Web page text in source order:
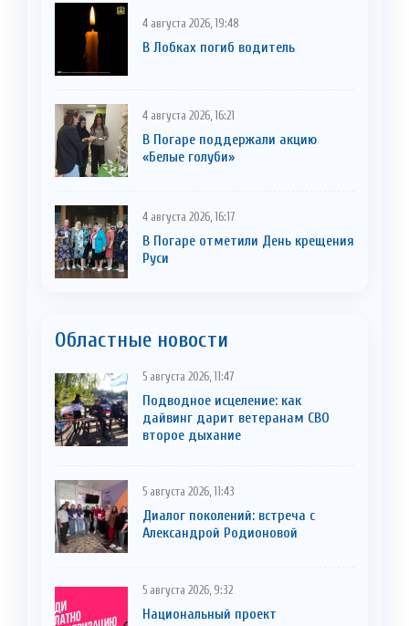
4 августа 2026, 19:48
В Лобках погиб водитель
4 августа 2026, 16:21
В Погаре поддержали акцию
«Белые голуби»
4 августа 2026, 16:17
В Погаре отметили День крещения
Руси
Областные новости
5 августа 2026, 11:47
Подводное исцеление: как
дайвинг дарит ветеранам СВО
второе дыхание
5 августа 2026, 11:43
Диалог поколений: встреча с
Александрой Родионовой
5 августа 2026, 9:32
Национальный проект